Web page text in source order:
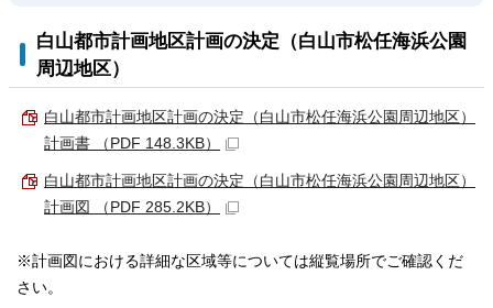
白山都市計画地区計画の決定（白山市松任海浜公園
周辺地区）
白山都市計画地区計画の決定（白山市松任海浜公園周辺地区）
計画書 （PDF 148.3KB）
白山都市計画地区計画の決定（白山市松任海浜公園周辺地区）
計画図 （PDF 285.2KB）
※計画図における詳細な区域等については縦覧場所でご確認くだ
さい。